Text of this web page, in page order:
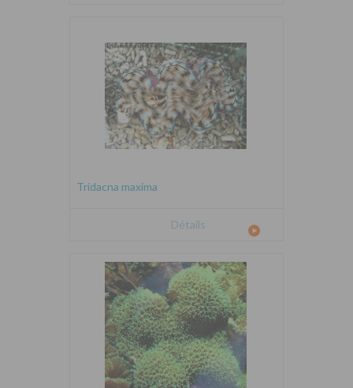
Tridacna maxima
Détails